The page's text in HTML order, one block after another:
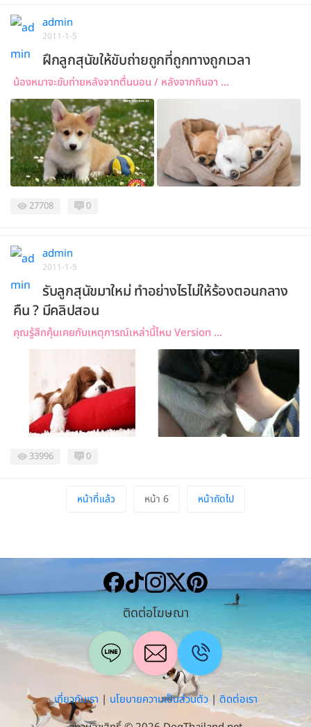
admin
2011-1-5
ฝึกลูกสุนัขให้ขับถ่ายถูกที่ถูกทางถูกเวลา
น้องหมาจะขับถ่ายหลังจากตื่นนอน / หลังจากกินอา ...
27708 0
admin
2011-1-5
รับลูกสุนัขมาใหม่ ทำอย่างไรไม่ให้ร้องตอนกลาง
คืน ? มีคลิปสอน
คุณรู้สึกคุ้นเคยกับเหตุการณ์เหล่านี้ไหม Version ...
33996 0
หน้าที่แล้ว หน้า 6 หน้าถัดไป
ติดต่อโฆษณา
เกี่ยวกับเรา | นโยบายความเป็นส่วนตัว| ติดต่อเรา